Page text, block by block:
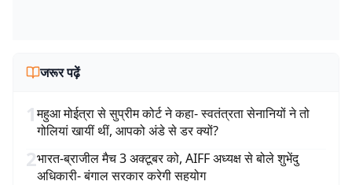
जरूर पढ़ें
1महुआ मोईत्रा से सुप्रीम कोर्ट ने कहा- स्वतंत्रता सेनानियों ने तो
गोलियां खायीं थीं, आपको अंडे से डर क्यों?
2भारत-ब्राजील मैच 3 अक्टूबर को, AIFF अध्यक्ष से बोले शुभेंदु
अधिकारी- बंगाल सरकार करेगी सहयोग